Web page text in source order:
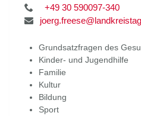
+49 30 590097-340
Grundsatzfragen des
Kinder- und Jugendhilfe
Familie
Kultur
Bildung
Sport